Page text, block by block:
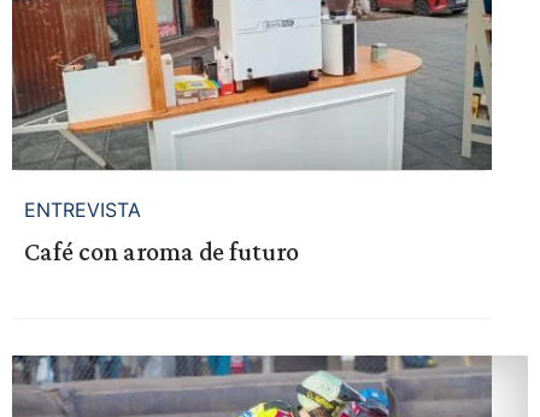
ENTREVISTA
Café con aroma de futuro